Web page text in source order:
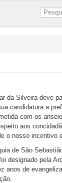
da Silveira deve
candidatura a
com os
aos
o nosso incentivo
de São
designado pela
anos de